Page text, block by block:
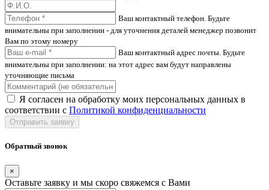
Ваш контактный телефон. Будьте
внимательны при заполнении - для уточнения деталей менеджер позвонит
Вам по этому номеру
Ваш контактный адрес почты. Будьте
внимательны при заполнении: на этот адрес вам будут направлены
уточняющие письма
Я согласен на обработку моих персональных данных в
соответствии с Политикой конфиденциальности
Отправить заявку
Обратный звонок
×
Оставьте заявку и мы скоро свяжемся с Вами